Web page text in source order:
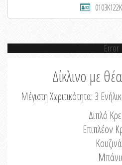
Error
Δίκλινο με
Μέγιστη Χωριτικότητα: 3
Διπλό
Επιπλέον